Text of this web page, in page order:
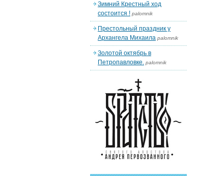
Зимний Крестный ход
состоится ! palomnik
Престольный праздник у
Архангела Михаила palomnik
Золотой октябрь в
Петропавловке. palomnik